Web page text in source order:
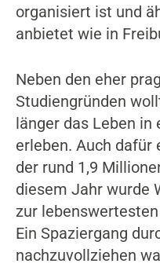
organisiert ist und
anbietet wie in
Neben den eher
Studiengründen
länger das Leben in
erleben. Auch dafür
der rund 1,9
diesem Jahr wurde
zur
Ein Spaziergang
nachzuvollziehen